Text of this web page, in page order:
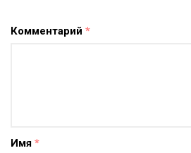
Комментарий *
Имя *